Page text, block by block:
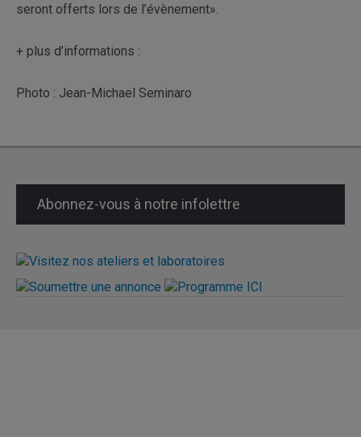
seront offerts lors de l’évènement».
+ plus d’informations :
Photo : Jean-Michael Seminaro
Abonnez-vous à notre infolettre